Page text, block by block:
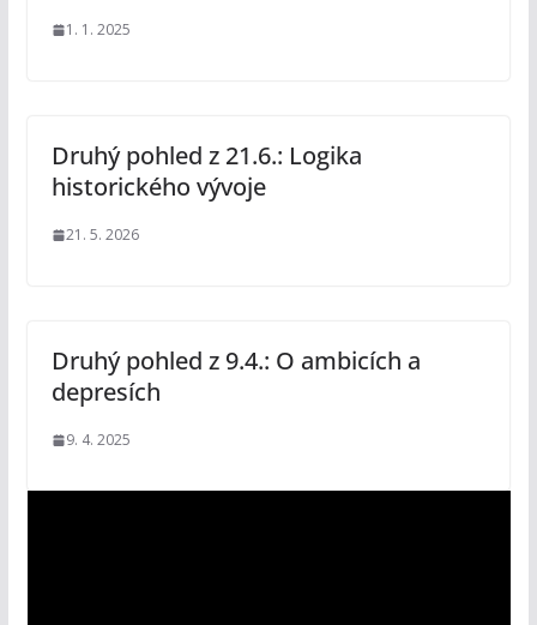
1. 1. 2025
Druhý pohled z 21.6.: Logika
historického vývoje
21. 5. 2026
Druhý pohled z 9.4.: O ambicích a
depresích
9. 4. 2025